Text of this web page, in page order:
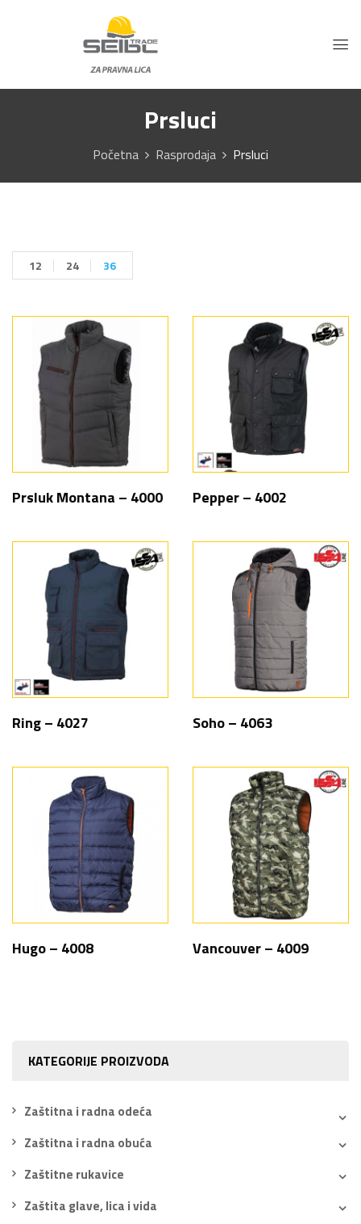
Prsluci
Početna Rasprodaja Prsluci
KATEGORIJE PROIZVODA
Zaštitna i radna odeća
Zaštitna i radna obuća
Zaštitne rukavice
Zaštita glave, lica i vida
12 24 36
Prsluk Montana – 4000 Pepper – 4002
Ring – 4027 Soho – 4063
Hugo – 4008 Vancouver – 4009